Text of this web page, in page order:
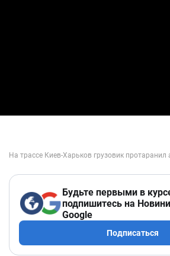
Будьте первыми в
подпишитесь на
Google
Подписаться